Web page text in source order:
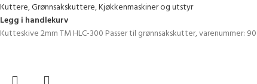
Kuttere,Grønnsakskuttere,Kjøkkenmaskiner og utstyr
Legg i handlekurv
Kutteskive 2mm TM HLC-300 Passer til grønnsakskutter,